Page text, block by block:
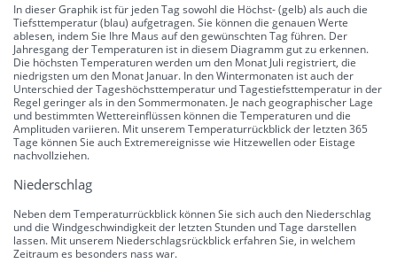
In dieser Graphik ist für jeden Tag sowohl die Höchst- (gelb) als auch die
Tiefsttemperatur (blau) aufgetragen. Sie können die genauen Werte
ablesen, indem Sie Ihre Maus auf den gewünschten Tag führen. Der
Jahresgang der Temperaturen ist in diesem Diagramm gut zu erkennen.
Die höchsten Temperaturen werden um den Monat Juli registriert, die
niedrigsten um den Monat Januar. In den Wintermonaten ist auch der
Unterschied der Tageshöchsttemperatur und Tagestiefsttemperatur in der
Regel geringer als in den Sommermonaten. Je nach geographischer Lage
und bestimmten Wettereinflüssen können die Temperaturen und die
Amplituden variieren. Mit unserem Temperaturrückblick der letzten 365
Tage können Sie auch Extremereignisse wie Hitzewellen oder Eistage
nachvollziehen.
Niederschlag
Neben dem Temperaturrückblick können Sie sich auch den Niederschlag
und die Windgeschwindigkeit der letzten Stunden und Tage darstellen
lassen. Mit unserem Niederschlagsrückblick erfahren Sie, in welchem
Zeitraum es besonders nass war.